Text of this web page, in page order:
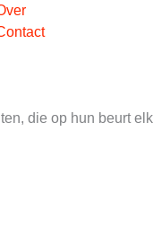
die op hun beurt